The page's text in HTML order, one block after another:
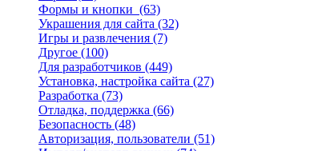
Формы и кнопки (63)
Украшения для сайта (32)
Игры и развлечения (7)
Другое (100)
Для разработчиков (449)
Установка, настройка сайта (27)
Разработка (73)
Отладка, поддержка (66)
Безопасность (48)
Авторизация, пользователи (51)